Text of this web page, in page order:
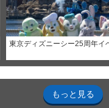
東京ディズニーシー25周年イ
もっと見る